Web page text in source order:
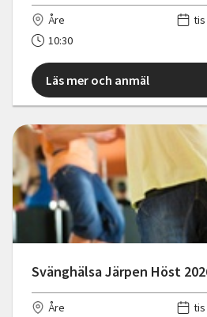
Åre
tis
10:30
Läs mer och anmäl
Svänghälsa Järpen Höst
Åre
tis